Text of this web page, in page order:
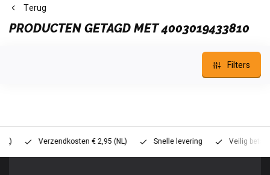
Terug
PRODUCTEN GETAGD MET 4003019433810
Filters
Verzendkosten € 2,95 (NL) Snelle levering Veilig betalen